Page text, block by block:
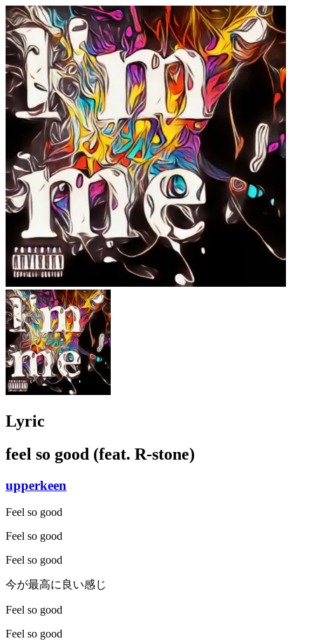
Lyric
feel so good (feat. R-stone)
upperkeen
Feel so good
Feel so good
Feel so good
今が最高に良い感じ
Feel so good
Feel so good